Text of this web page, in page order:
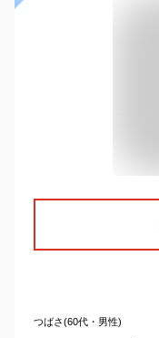
つばさ(60代・男性)